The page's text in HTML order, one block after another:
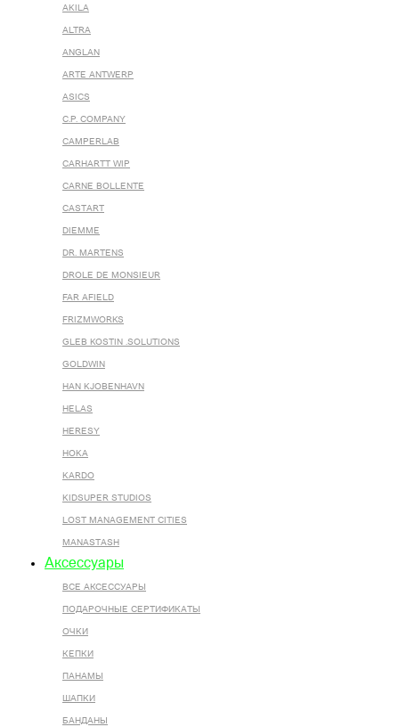
AKILA
ALTRA
ANGLAN
ARTE ANTWERP
ASICS
C.P. COMPANY
CAMPERLAB
CARHARTT WIP
CARNE BOLLENTE
CASTART
DIEMME
DR. MARTENS
DROLE DE MONSIEUR
FAR AFIELD
FRIZMWORKS
GLEB KOSTIN .SOLUTIONS
GOLDWIN
HAN KJOBENHAVN
HELAS
HERESY
HOKA
KARDO
KIDSUPER STUDIOS
LOST MANAGEMENT CITIES
MANASTASH
Аксессуары
ВСЕ AКСЕССУАРЫ
ПОДАРОЧНЫЕ СЕРТИФИКАТЫ
ОЧКИ
КЕПКИ
ПАНАМЫ
ШАПКИ
БАНДАНЫ